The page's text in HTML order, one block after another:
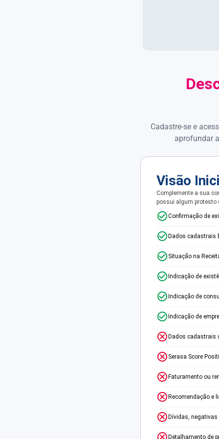
Cadastre-se e
aprofundar
Visão
Complemente a sua
possui algum protesto
Confirmação de
Dados cadastrais
Situação na
Indicação de
Indicação de
Indicação de
Dados cadastrais
Serasa Score
Faturamento ou
Recomendação e
Dívidas, negativas
Detalhamento de